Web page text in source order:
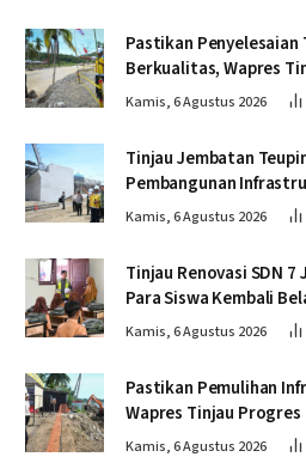
Pastikan
Berkualitas, Wapres
Jembatan Lumut
Kamis, 6 Agustus 2026
Tinjau Jembatan
Pembangunan
dan Tepat Waktu
Kamis, 6 Agustus 2026
Tinjau Renovasi SDN
Para Siswa Kembali
Pascabencana
Kamis, 6 Agustus 2026
Pastikan Pemulihan
Wapres Tinjau
Krueng Tingkeum
Kamis, 6 Agustus 2026